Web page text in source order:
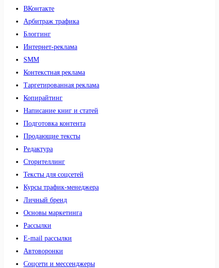
ВКонтакте
Арбитраж трафика
Блоггинг
Интернет-реклама
SMM
Контекстная реклама
Таргетированная реклама
Копирайтинг
Написание книг и статей
Подготовка контента
Продающие тексты
Редактура
Сторителлинг
Тексты для соцсетей
Курсы трафик-менеджера
Личный бренд
Основы маркетинга
Рассылки
E-mail рассылки
Автоворонки
Соцсети и мессенджеры